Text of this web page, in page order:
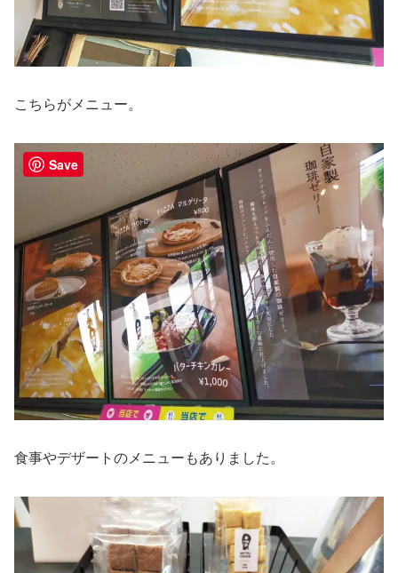
こちらがメニュー。
食事やデザートのメニューもありました。
Save